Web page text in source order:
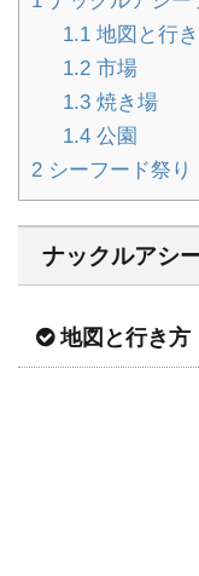
1.1地図と行
1.2市場
1.3焼き場
1.4公園
2 シーフード祭り
ナックルアシ
地図と行き方